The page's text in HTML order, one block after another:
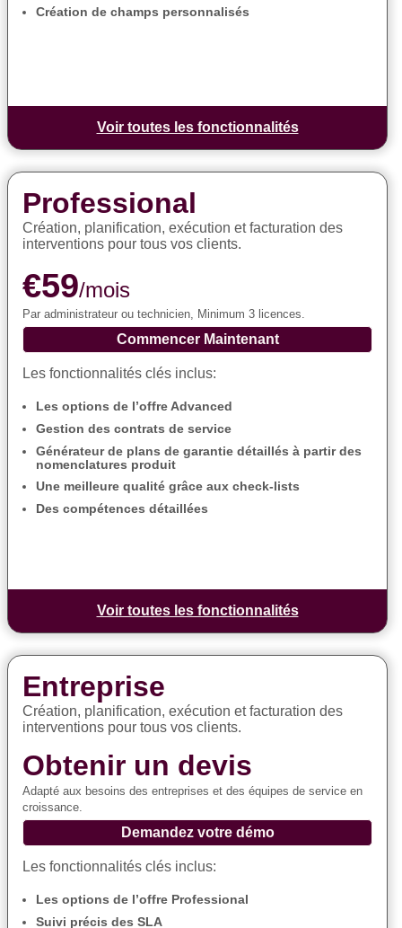
Création de champs personnalisés
Voir toutes les fonctionnalités
Professional
Création, planification, exécution et facturation des
interventions pour tous vos clients.
€59/mois
Par administrateur ou technicien, Minimum 3 licences.
Commencer Maintenant
Les fonctionnalités clés inclus:
Les options de l’offre Advanced
Gestion des contrats de service
Générateur de plans de garantie détaillés à partir des
nomenclatures produit
Une meilleure qualité grâce aux check-lists
Des compétences détaillées
Voir toutes les fonctionnalités
Entreprise
Création, planification, exécution et facturation des
interventions pour tous vos clients.
Obtenir un devis
Adapté aux besoins des entreprises et des équipes de service en
croissance.
Demandez votre démo
Les fonctionnalités clés inclus:
Les options de l’offre Professional
Suivi précis des SLA